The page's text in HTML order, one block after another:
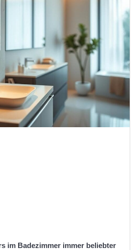
im Badezimmer immer beliebter